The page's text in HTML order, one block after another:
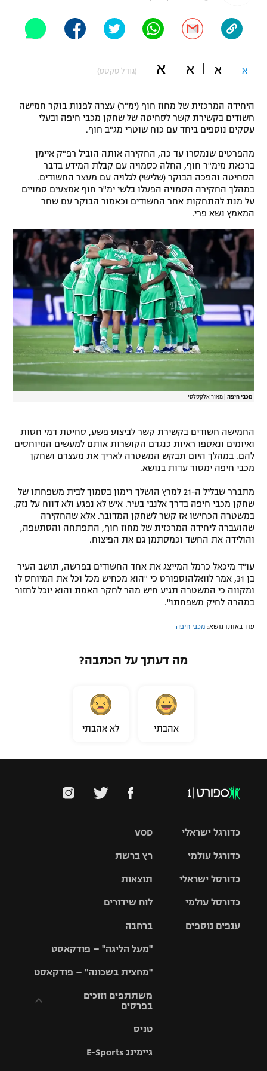
"מחצית בשכונה" – פודקאסט
תקנון עבור פעילות אלקטרה
תקנון עבור פעילות ספורט 1 – "מרלן"
תנאי שימוש
מדיניות פרטיות
תקנון פעילות ספורט 1
רשיון להקרנה פומבית לבית עסק
הצטרפות לחבילת הערוצים
לוח דרושים – ג'ובנט
המגזין
אופניים
פוטבול אמריקאי NFL
ספורט אתגרי ואקסטרים
אומנויות לחימה
א א א א (גודל טקסט)
היחידה המרכזית של מחוז חוף (ימ"ר) עצרה לפנות בוקר חמישה
חשודים בקשירת קשר לסחיטה של שחקן מכבי חיפה ובעלי
עסקים נוספים ביחד עם כוח שוטרי מג"ב חוף.
מהפרטים שנמסרו עד כה, החקירה אותה הוביל רפ"ק איימן
ברכאת מימ"ר חוף, החלה כסמויה עם קבלת המידע בדבר
הסחיטה והפכה הבוקר (שלישי) לגלויה עם מעצר החשודים.
במהלך החקירה הסמויה הפעלו בלשי ימ"ר חוף אמצעים סמויים
על מנת להתחקות אחר החשודים וכאמור הבוקר עם שחר
המאמץ נשא פרי.
מכבי חיפה מאור אלקסלסי
החמישה חשודים בקשירת קשר לביצוע פשע, סחיטת דמי חסות
ואיומים ונאספו ראיות כנגדם הקושרות אותם למעשים המיוחסים
להם. במהלך היום תבקש המשטרה לאריך את מעצרם ושחקן
מכבי חיפה ימסור עדות בנושא.
מתברר שבליל ה-21 למרץ הושלך רימון בסמוך לבית משפחתו של
שחקן מכבי חיפה בדרך אלנבי בעיר. איש לא נפגע ולא דווח על נזק.
במשטרה הכחישו אז קשר לשחקן המדובר. אלא שהחקירה
שהועברה ליחידה המרכזית של מחוז חוף, התפתחה והסתעפה,
והולידה את החשד וכמסתמן גם את הפיצוח.
עו"ד מיכאל כרמל המייצג את אחד החשודים בפרשה, תושב העיר
בן 31, אמר לוואלה!ספורט כי "הוא מכחיש מכל וכל את המיוחס לו
ומקווה כי המשטרה תגיע חיש מהר לחקר האמת והוא יוכל לחזור
במהרה לחיק משפחתו".
עוד באותו נושא: מכבי חיפה
מה דעתך על הכתבה?
אהבתי לא אהבתי
VOD
רץ ברשת
תוצאות
לוח שידורים
ברחבה
"מעל הליגה" – פודקאסט
"מחצית בשכונה" – פודקאסט
משתתפים וזוכים
בפרסים
וזוכים בפרסים
טניס
גיימינג E-Sports
כדורגל ישראלי
גביע הטוטו
כדורגל עולמי
האלופות
ליגה
כדורסל ישראלי
סל
כדורסל עולמי
ענפים נוספים